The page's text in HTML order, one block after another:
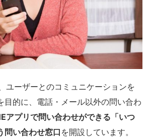
ユーザーとのコミュニケーションを
目的に、電話・メール以外の問い合わ
アプリで問い合わせができる「いつ
問い合わせ窓口 を開設しています。